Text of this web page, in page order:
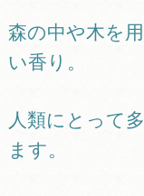
森の中や木を
い香り。
人類にとって
ます。